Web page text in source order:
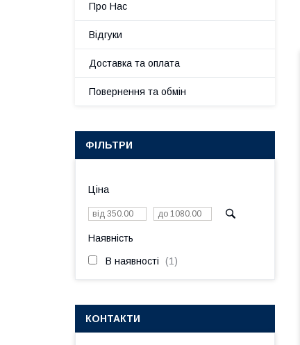
Про Нас
Відгуки
Доставка та оплата
Повернення та обмін
ФІЛЬТРИ
Ціна
Наявність
В наявності 1
КОНТАКТИ